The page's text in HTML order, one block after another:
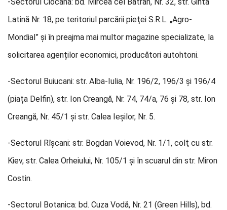
Latină Nr. 18, pe teritoriul parcării pieţei S.R.L. „Agro-
Mondial” și în preajma mai multor magazine specializate, la
solicitarea agenților economici, producători autohtoni.
-Sectorul Buiucani: str. Alba-Iulia, Nr. 196/2, 196/3 și 196/4
(piața Delfin), str. Ion Creangă, Nr. 74, 74/a, 76 și 78, str. Ion
Creangă, Nr. 45/1 și str. Calea Ieșilor, Nr. 5.
-Sectorul Rîșcani: str. Bogdan Voievod, Nr. 1/1, colţ cu str.
Kiev, str. Calea Orheiului, Nr. 105/1 și în scuarul din str. Miron
Costin.
-Sectorul Botanica: bd. Cuza Vodă, Nr. 21 (Green Hills), bd.